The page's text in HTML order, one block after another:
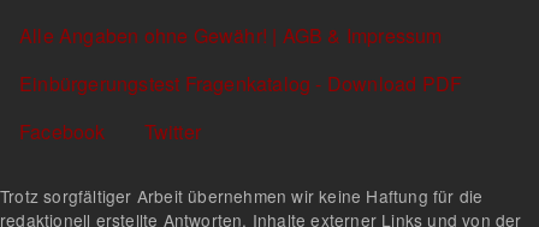
Alle Angaben ohne Gewähr! | AGB & Impressum
Einbürgerungstest Fragenkatalog - Download PDF
Facebook
Twitter
Trotz sorgfältiger Arbeit übernehmen wir keine Haftung für die
redaktionell erstellte Antworten, Inhalte externer Links und von der